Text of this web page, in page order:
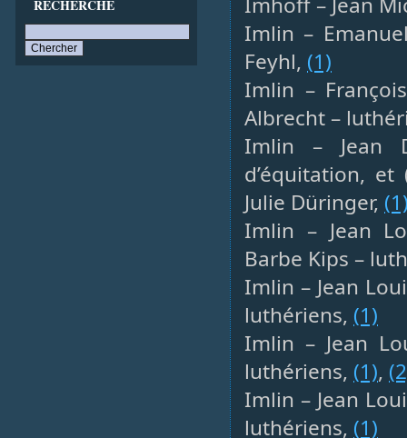
RECHERCHE
Imlin –
Feyhl, (1)
Imlin –
Albrecht –
Imlin – Jean
d’équitation,
Julie Düringer,
Imlin – Jean
Barbe Kips –
Imlin – Jean
luthériens, (1)
Imlin – Jean
luthériens, (1),
Imlin – Jean
luthériens, (1)